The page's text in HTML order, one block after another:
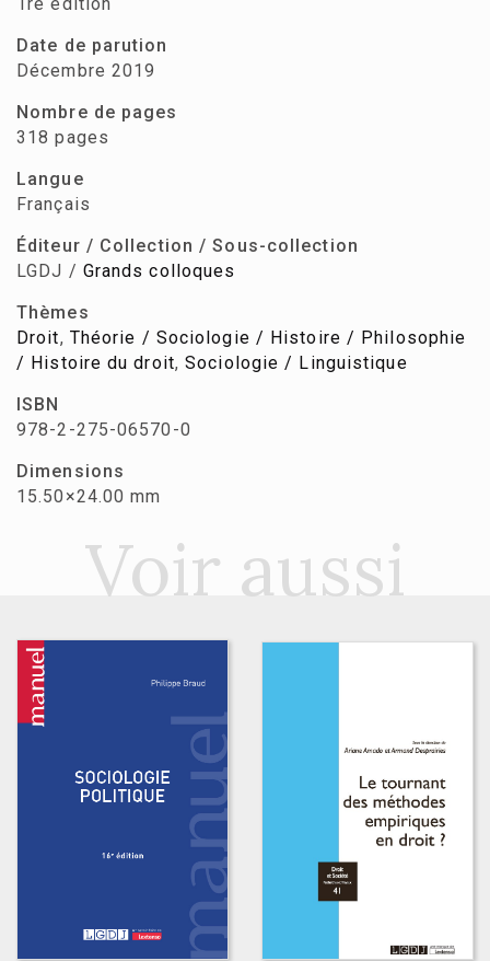
Date de parution
Décembre 2019
Nombre de pages
318 pages
Langue
Français
Éditeur / Collection / Sous-collection
LGDJ / Grands colloques
Thèmes
Droit, Théorie / Sociologie / Histoire / Philosophie
/ Histoire du droit,Sociologie / Linguistique
ISBN
978-2-275-06570-0
Dimensions
15.50×24.00 mm
Voir aussi